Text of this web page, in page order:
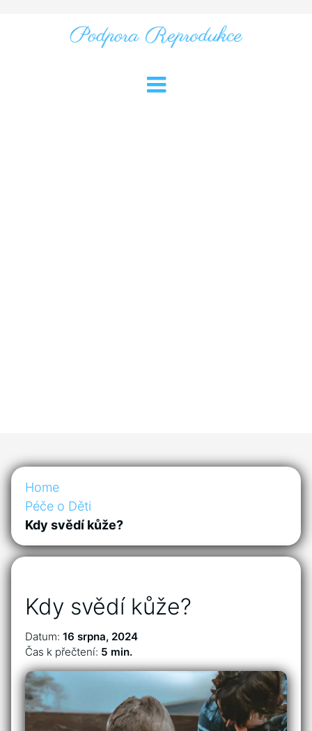
Home
Péče o Děti
Kdy svědí kůže?
Kdy svědí kůže?
Datum: 16 srpna, 2024
Čas k přečtení: 5 min.